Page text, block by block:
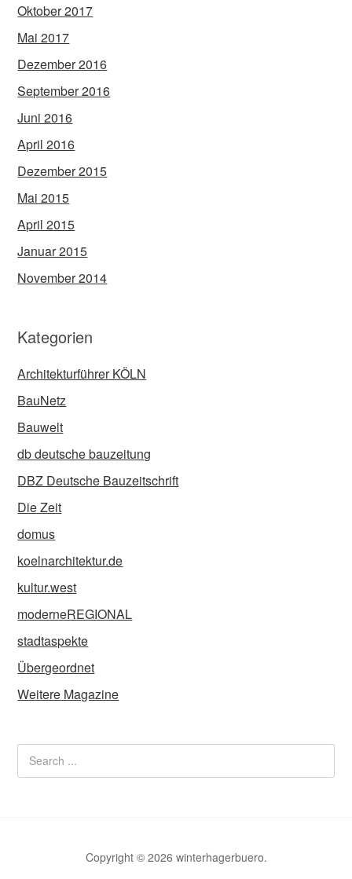
Oktober 2017
Mai 2017
Dezember 2016
September 2016
Juni 2016
April 2016
Dezember 2015
Mai 2015
April 2015
Januar 2015
November 2014
Kategorien
Architekturführer KÖLN
BauNetz
Bauwelt
db deutsche bauzeitung
DBZ Deutsche Bauzeitschrift
Die Zeit
domus
koelnarchitektur.de
kultur.west
moderneREGIONAL
stadtaspekte
Übergeordnet
Weitere Magazine
Copyright © 2026 winterhagerbuero.